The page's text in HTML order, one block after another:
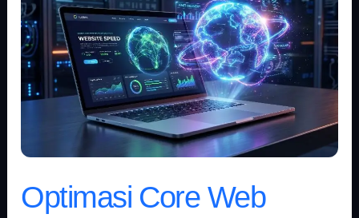
Optimasi Core Web
Web
Vitals
untuk
Meningkatkan
Ranking